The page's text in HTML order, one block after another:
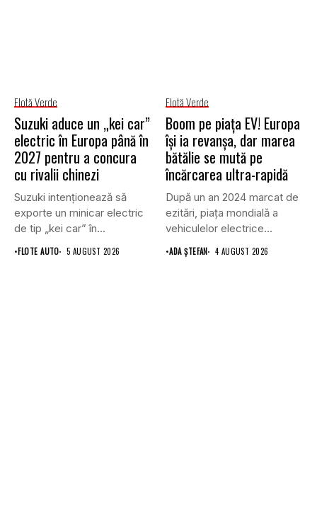
Flotă Verde
Suzuki aduce un „kei car”
electric în Europa până în
2027 pentru a concura
cu rivalii chinezi
Suzuki intenționează să
exporte un minicar electric
de tip „kei car” în...
•FLOTE AUTO 5 AUGUST 2026
Flotă Verde
Boom pe piața EV! Europa
își ia revanșa, dar marea
bătălie se mută pe
încărcarea ultra-rapidă
După un an 2024 marcat de
ezitări, piața mondială a
vehiculelor electrice...
•ADA ȘTEFAN 4 AUGUST 2026